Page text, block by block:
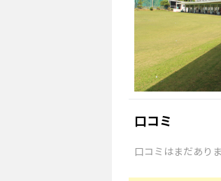
口コミ
口コミはまだあり